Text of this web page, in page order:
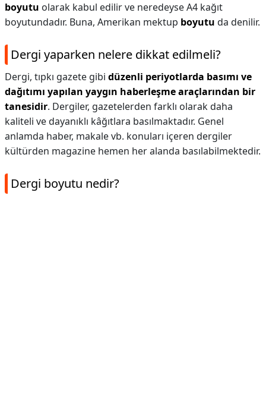
boyutu olarak kabul edilir ve neredeyse A4 kağıt
boyutundadır. Buna, Amerikan mektup boyutu da denilir.
Dergi yaparken nelere dikkat edilmeli?
Dergi, tıpkı gazete gibi düzenli periyotlarda basımı ve
dağıtımı yapılan yaygın haberleşme araçlarından bir
tanesidir. Dergiler, gazetelerden farklı olarak daha
kaliteli ve dayanıklı kâğıtlara basılmaktadır. Genel
anlamda haber, makale vb. konuları içeren dergiler
kültürden magazine hemen her alanda basılabilmektedir.
Dergi boyutu nedir?